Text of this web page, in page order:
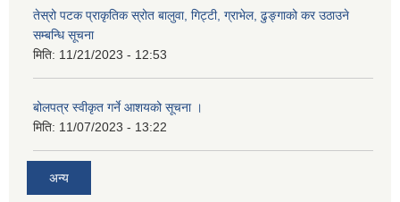
तेस्रो पटक प्राकृतिक स्रोत बालुवा, गिट्टी, ग्राभेल, ढुङ्गाको कर उठाउने
सम्बन्धि सूचना
मिति: 11/21/2023 - 12:53
बोलपत्र स्वीकृत गर्ने आशयको सूचना ।
मिति: 11/07/2023 - 13:22
अन्य